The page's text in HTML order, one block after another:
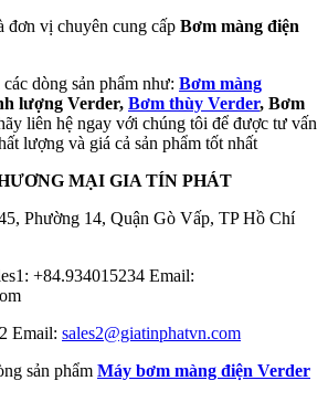
đơn vị chuyên cung cấp Bơm màng điện
dòng sản phẩm như: Bơm màng
lượng Verder, Bơm thùy Verder, Bơm
liên hệ ngay với chúng tôi để được tư vấn
lượng và giá cả sản phẩm tốt nhất
MẠI GIA TÍN PHÁT
Phường 14, Quận Gò Vấp, TP Hồ Chí
+84.934015234 Email:
Email: sales2@giatinphatvn.com
sản phẩm Máy bơm màng điện Verder